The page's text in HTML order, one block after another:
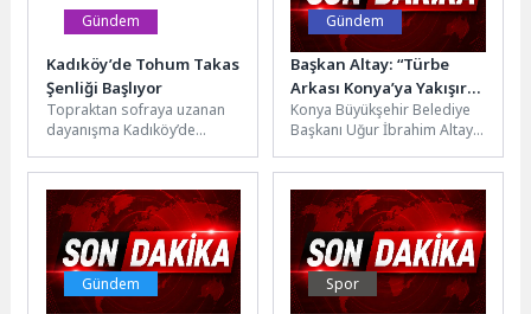
Gündem
Kadıköy’de Tohum Takas
Şenliği Başlıyor
Topraktan sofraya uzanan
dayanışma Kadıköy’de
Şenliği 12 Nisan’da Özgürlük
Parkı’nda
gerçekleşecekKadıköy
Belediyesi’nin...
Gündem
Başkan Altay: “Türbe
Arkası Konya’ya Yakışır
Bir Hale Dönüşecek”
Konya Büyükşehir Belediye
Başkanı Uğur İbrahim Altay,
Kentsel Yenileme Projesi”
kapsamında Büyükşehir...
Gündem Spor